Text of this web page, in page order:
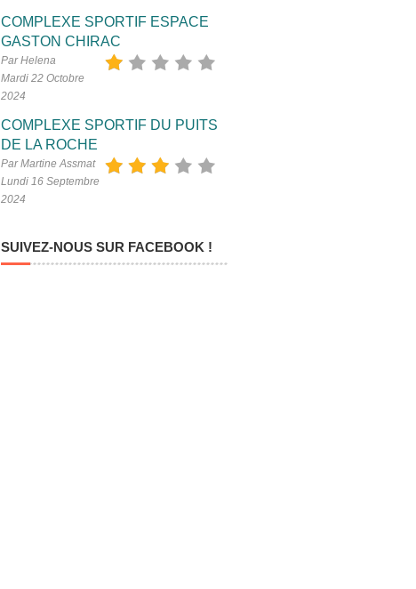
COMPLEXE SPORTIF ESPACE
GASTON CHIRAC
Par Helena
Mardi 22 Octobre
2024
COMPLEXE SPORTIF DU PUITS
DE LA ROCHE
Par Martine Assmat
Lundi 16 Septembre
2024
SUIVEZ-NOUS SUR FACEBOOK !